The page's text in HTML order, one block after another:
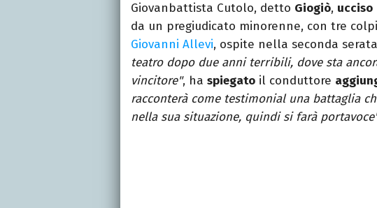
Giovanbattista Cutolo, detto Giogiò, ucciso
da un pregiudicato minorenne, con tre
Giovanni Allevi, ospite nella seconda
teatro dopo due anni terribili, dove sta
vincitore", ha spiegato il conduttore
racconterà come testimonial una battaglia
nella sua situazione, quindi si farà